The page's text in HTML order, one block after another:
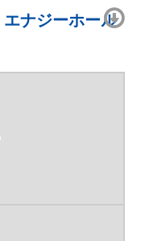
ナジーホール